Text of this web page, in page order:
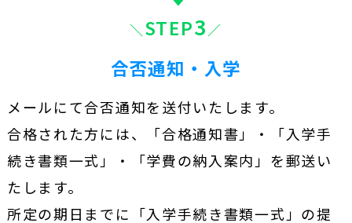
STEP3
合否通知・入学
メールにて合否通知を送付いたします。
合格された方には、「合格通知書」・「入学手
続き書類一式」・「学費の納入案内」を郵送い
たします。
所定の期日までに「入学手続き書類一式」の提